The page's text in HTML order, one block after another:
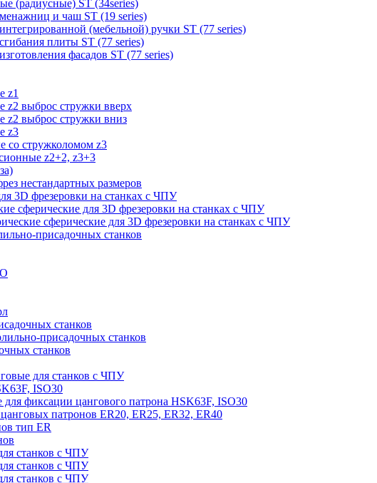
(радиусные) ST (34series)
и чаш ST (19 series)
(мебельной) ручки ST (77 series)
плиты ST (77 series)
фасадов ST (77 series)
z1
z2 выброс стружки вверх
z2 выброс стружки вниз
z3
со стружколомом z3
z2+2, z3+3
нестандартных размеров
3D фрезеровки на станках с ЧПУ
сферические для 3D фрезеровки на станках с ЧПУ
сферические для 3D фрезеровки на станках с ЧПУ
присадочных станков
станков
присадочных станков
станков
для станков с ЧПУ
ISO30
фиксации цангового патрона HSK63F, ISO30
патронов ER20, ER25, ER32, ER40
тип ER
станков с ЧПУ
станков с ЧПУ
станков с ЧПУ